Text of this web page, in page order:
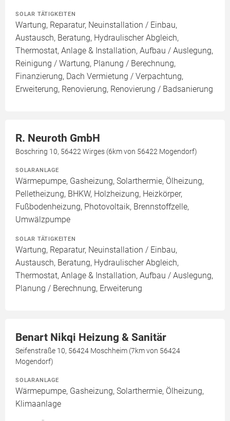
SOLAR TÄTIGKEITEN
Wartung, Reparatur, Neuinstallation / Einbau,
Austausch, Beratung, Hydraulischer Abgleich,
Thermostat, Anlage & Installation, Aufbau / Auslegung,
Reinigung / Wartung, Planung / Berechnung,
Finanzierung, Dach Vermietung / Verpachtung,
Erweiterung, Renovierung, Renovierung / Badsanierung
R. Neuroth GmbH
Boschring 10, 56422 Wirges (6km von 56422 Mogendorf)
SOLARANLAGE
Wärmepumpe, Gasheizung, Solarthermie, Ölheizung,
Pelletheizung, BHKW, Holzheizung, Heizkörper,
Fußbodenheizung, Photovoltaik, Brennstoffzelle,
Umwälzpumpe
SOLAR TÄTIGKEITEN
Wartung, Reparatur, Neuinstallation / Einbau,
Austausch, Beratung, Hydraulischer Abgleich,
Thermostat, Anlage & Installation, Aufbau / Auslegung,
Planung / Berechnung, Erweiterung
Benart Nikqi Heizung & Sanitär
Seifenstraße 10, 56424 Moschheim (7km von 56424
Mogendorf)
SOLARANLAGE
Wärmepumpe, Gasheizung, Solarthermie, Ölheizung,
Klimaanlage